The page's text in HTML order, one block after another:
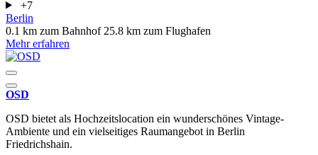
+7
Berlin
0.1 km zum Bahnhof 25.8 km zum Flughafen
Mehr erfahren
OSD
OSD bietet als Hochzeitslocation ein wunderschönes Vintage-
Ambiente und ein vielseitiges Raumangebot in Berlin
Friedrichshain.